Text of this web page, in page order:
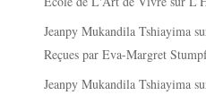
Jeanpy Mukandila Tshiayima
Reçues par Eva-Margret
Jeanpy Mukandila Tshiayima